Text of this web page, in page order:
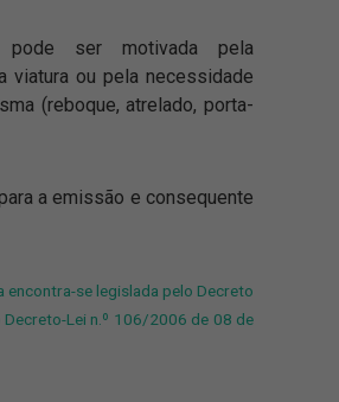
ser motivada pela
viatura ou pela necessidade
(reboque, atrelado, porta-
a emissão e consequente
encontra-se legislada pelo Decreto
Lei n.º 106/2006 de 08 de